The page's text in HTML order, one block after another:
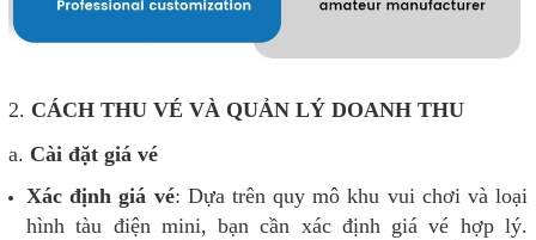
2. CÁCH THU VÉ VÀ QUẢN LÝ DOANH THU
a. Cài đặt giá vé
Xác định giá vé: Dựa trên quy mô khu vui chơi và loại
hình tàu điện mini, bạn cần xác định giá vé hợp lý.